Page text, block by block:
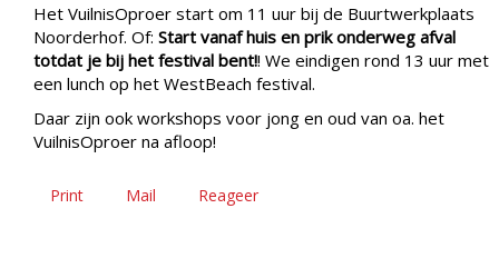
Het VuilnisOproer start om 11 uur bij de Buurtwerkplaats
Noorderhof. Of: Start vanaf huis en prik onderweg afval
totdat je bij het festival bent!! We eindigen rond 13 uur met
een lunch op het WestBeach festival.
Daar zijn ook workshops voor jong en oud van oa. het
VuilnisOproer na afloop!
Print Mail Reageer